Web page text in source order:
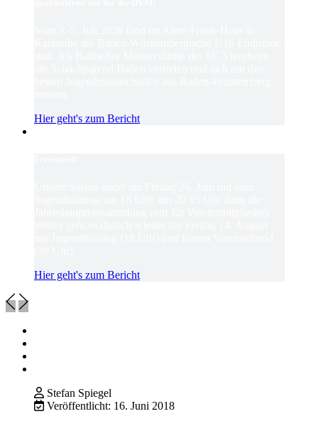
Hier geht's zum Bericht
Hier geht's zum Bericht
Stefan Spiegel
Veröffentlicht: 16. Juni 2018